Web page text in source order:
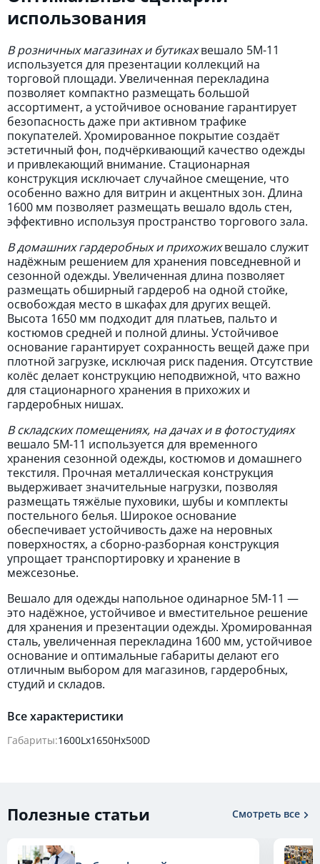
использования
В розничных магазинах и бутикахвешало 5M-11
используется для презентации коллекций на
торговой площади. Увеличенная перекладина
позволяет компактно размещать большой
ассортимент, а устойчивое основание гарантирует
безопасность даже при активном трафике
покупателей. Хромированное покрытие создаёт
эстетичный фон, подчёркивающий качество одежды
и привлекающий внимание. Стационарная
конструкция исключает случайное смещение, что
особенно важно для витрин и акцентных зон. Длина
1600 мм позволяет размещать вешало вдоль стен,
эффективно используя пространство торгового зала.
В домашних гардеробных и прихожихвешало служит
надёжным решением для хранения повседневной и
сезонной одежды. Увеличенная длина позволяет
размещать обширный гардероб на одной стойке,
освобождая место в шкафах для других вещей.
Высота 1650 мм подходит для платьев, пальто и
костюмов средней и полной длины. Устойчивое
основание гарантирует сохранность вещей даже при
плотной загрузке, исключая риск падения. Отсутствие
колёс делает конструкцию неподвижной, что важно
для стационарного хранения в прихожих и
гардеробных нишах.
В складских помещениях, на дачах и в фотостудиях
вешало 5M-11 используется для временного
хранения сезонной одежды, костюмов и домашнего
текстиля. Прочная металлическая конструкция
выдерживает значительные нагрузки, позволяя
размещать тяжёлые пуховики, шубы и комплекты
постельного белья. Широкое основание
обеспечивает устойчивость даже на неровных
поверхностях, а сборно-разборная конструкция
упрощает транспортировку и хранение в
межсезонье.
Вешало для одежды напольное одинарное 5M-11 —
это надёжное, устойчивое и вместительное решение
для хранения и презентации одежды. Хромированная
сталь, увеличенная перекладина 1600 мм, устойчивое
основание и оптимальные габариты делают его
отличным выбором для магазинов, гардеробных,
студий и складов.
Все характеристики
Габариты:1600Lх1650Hx500D
Полезные статьи Смотреть все